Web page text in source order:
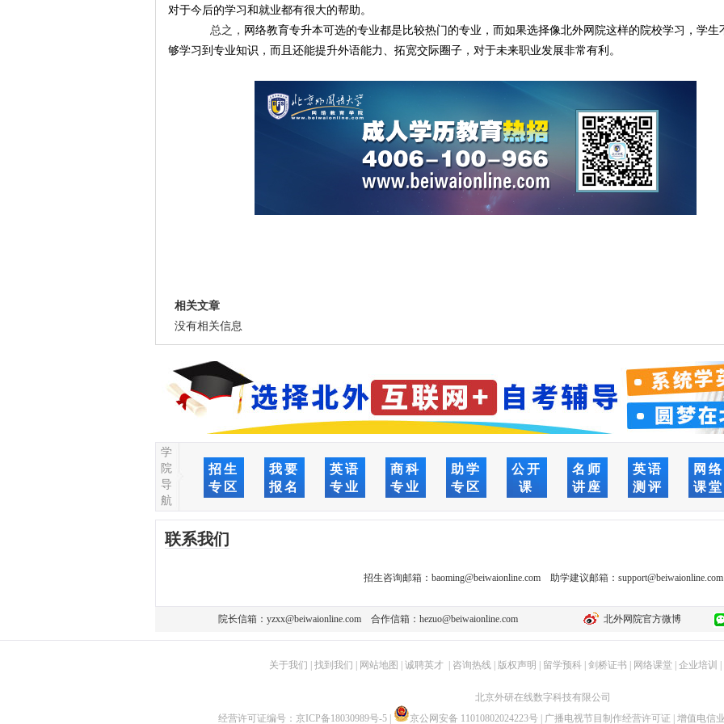
对于今后的学习和就业都有很大的帮助。
总之， 网络教育专升本可选的专业都是比较热门的专业，而如果选择像北外网院这样的院校学习，学生
够学习到专业知识，而且还能提升外语能力、拓宽交际圈子，对于未来职业发展非常有利。
相关文章
没有相关信息
学
院
导
航
招生
专区
我要
报名
英语
专业
商科
专业
助学
专区
公开
课
名师
讲座
英语
测评
网络
课堂
联系我们
招生咨询邮箱： baoming@beiwaionline.com助学建议邮箱： support@beiwaionline.com
院长信箱： yzxx@beiwaionline.com 合作信箱： hezuo@beiwaionline.com 北外网院官方微博
关于我们 找到我们 网站地图 诚聘英才| 咨询热线| 版权声明 留学预科| 剑桥证书 网络课堂| 企业培训
北京外研在线数字科技有限公司
经营许可证编号： 京ICP备18030989号-5 京公网安备 11010802024223号 广播电视节目制作经营许可证 增值电信